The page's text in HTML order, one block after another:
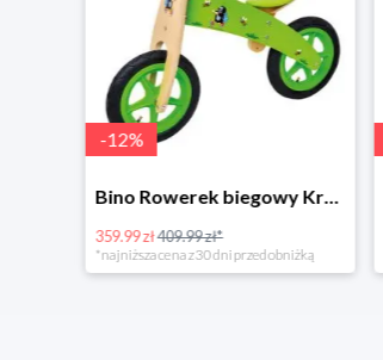
-12%
Bino Rowerek biegowy Krecik
359.99 zł409.99 zł*
*najniższa cena z 30 dni przed obniżką